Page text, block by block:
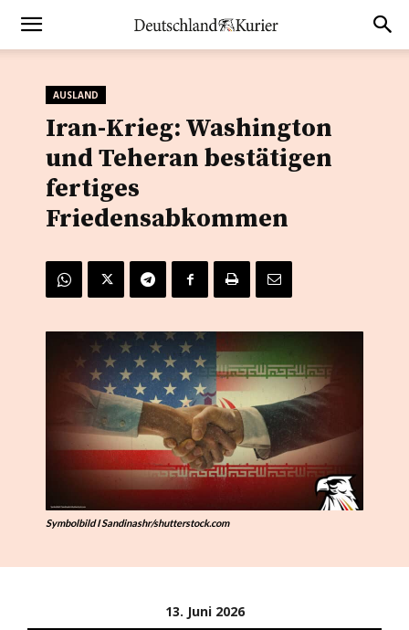
AUSLAND
Iran-Krieg: Washington
und Teheran bestätigen
fertiges
Friedensabkommen
Symbolbild I Sandinashr/shutterstock.com
13. Juni 2026